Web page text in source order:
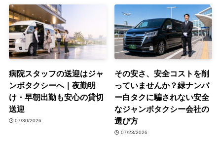
病院スタッフの送迎はジャ
ンボタクシーへ｜夜勤明
け・早朝出勤も安心の貸切
送迎
07/30/2026
その安さ、安全コストを削
っていませんか？緑ナンバ
ー白タクに騙されない安全
なジャンボタクシー会社の
選び方
07/23/2026